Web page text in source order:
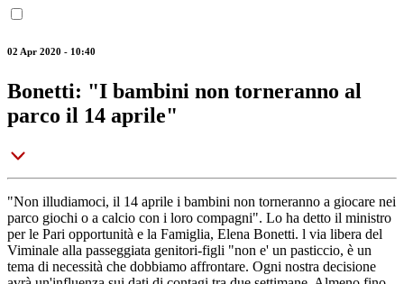
02 Apr 2020 - 10:40
Bonetti: "I bambini non torneranno al
parco il 14 aprile"
"Non illudiamoci, il 14 aprile i bambini non torneranno a giocare nei
parco giochi o a calcio con i loro compagni". Lo ha detto il ministro
per le Pari opportunità e la Famiglia, Elena Bonetti. l via libera del
Viminale alla passeggiata genitori-figli "non e' un pasticcio, è un
tema di necessità che dobbiamo affrontare. Ogni nostra decisione